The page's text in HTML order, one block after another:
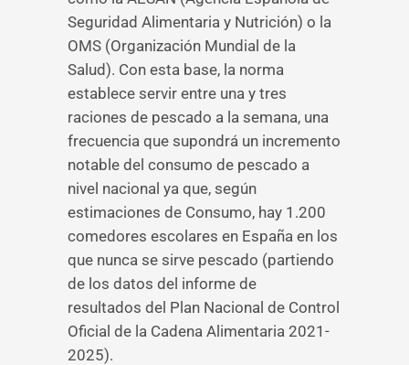
Seguridad Alimentaria y Nutrición) o la
OMS (Organización Mundial de la
Salud). Con esta base, la norma
establece servir entre una y tres
raciones de pescado a la semana, una
frecuencia que supondrá un incremento
notable del consumo de pescado a
nivel nacional ya que, según
estimaciones de Consumo, hay 1.200
comedores escolares en España en los
que nunca se sirve pescado (partiendo
de los datos del informe de
resultados del Plan Nacional de Control
Oficial de la Cadena Alimentaria 2021-
2025).